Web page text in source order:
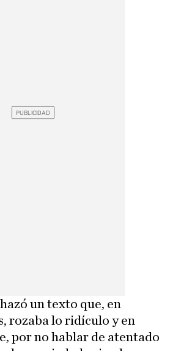
un texto que, en
rozaba lo ridículo y en
por no hablar de atentado